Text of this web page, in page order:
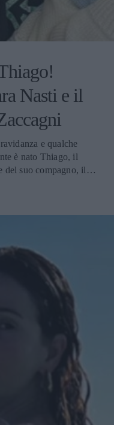
Nasti e il
e qualche
è nato Thiago, il
suo compagno, il